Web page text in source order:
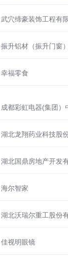
武穴缔豪装饰工程有
振升铝材（振升门窗
幸福零食
成都彩虹电器(集团）
湖北龙翔药业科技股
湖北国鼎房地产开发
海尔智家
湖北沃瑞尔重工股份
佳视明眼镜